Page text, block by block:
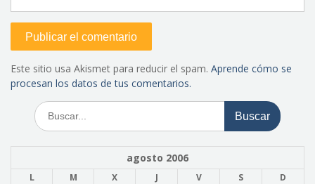
Este sitio usa Akismet para reducir el spam. Aprende cómo se
procesan los datos de tus comentarios.
Buscar:
agosto 2006
L M X J V S D